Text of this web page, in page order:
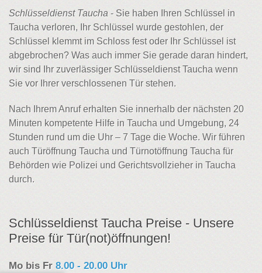
Schlüsseldienst Taucha - Sie haben Ihren Schlüssel in
Taucha verloren, Ihr Schlüssel wurde gestohlen, der
Schlüssel klemmt im Schloss fest oder Ihr Schlüssel ist
abgebrochen? Was auch immer Sie gerade daran hindert,
wir sind Ihr zuverlässiger Schlüsseldienst Taucha wenn
Sie vor Ihrer verschlossenen Tür stehen.
Nach Ihrem Anruf erhalten Sie innerhalb der nächsten 20
Minuten kompetente Hilfe in Taucha und Umgebung, 24
Stunden rund um die Uhr – 7 Tage die Woche. Wir führen
auch Türöffnung Taucha und Türnotöffnung Taucha für
Behörden wie Polizei und Gerichtsvollzieher in Taucha
durch.
Schlüsseldienst Taucha Preise - Unsere
Preise für Tür(not)öffnungen!
Mo bis Fr 8.00 - 20.00 Uhr